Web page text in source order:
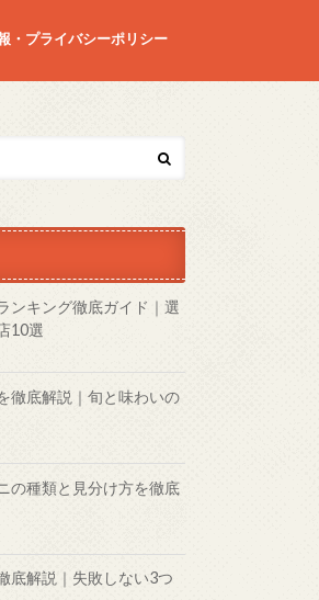
・プライバシーポリシー
ンキング徹底ガイド｜選
10選
徹底解説｜旬と味わいの
の種類と見分け方を徹底
底解説｜失敗しない3つ